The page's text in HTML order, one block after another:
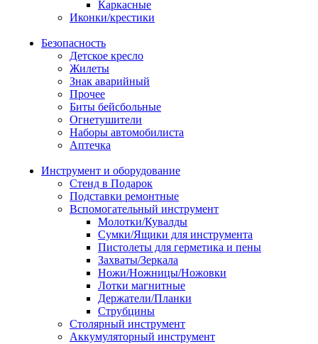
Каркасные
Иконки/крестики
Безопасность
Детское кресло
Жилеты
Знак аварийный
Прочее
Биты бейсбольные
Огнетушители
Наборы автомобилиста
Аптечка
Инструмент и оборудование
Стенд в Подарок
Подставки ремонтные
Вспомогательный инструмент
Молотки/Кувалды
Сумки/Ящики для инструмента
Пистолеты для герметика и пены
Захваты/Зеркала
Ножи/Ножницы/Ножовки
Лотки магнитные
Держатели/Планки
Струбцины
Столярный инструмент
Аккумуляторный инструмент